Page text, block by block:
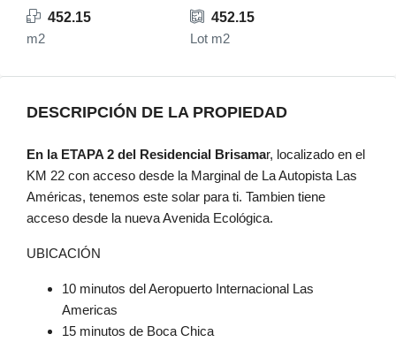
452.15
m2
452.15
Lot m2
DESCRIPCIÓN DE LA PROPIEDAD
En la ETAPA 2 del Residencial Brisamar, localizado en el
KM 22 con acceso desde la Marginal de La Autopista Las
Américas, tenemos este solar para ti. Tambien tiene
acceso desde la nueva Avenida Ecológica.
UBICACIÓN
10 minutos del Aeropuerto Internacional Las
Americas
15 minutos de Boca Chica